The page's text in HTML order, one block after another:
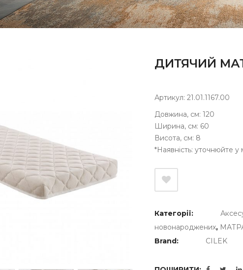
ДИТЯЧИЙ
Артикул: 21.01.1167.00
Довжина, cм: 120
Ширина, см: 60
Висота, см: 8
*Наявність: уточнюйте
Категорії:
новонароджених,
Brand:
CILEK